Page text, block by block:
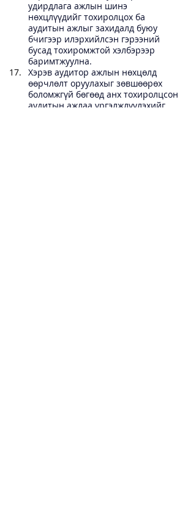
удирдлага ажлын шинэ
нөхцлүүдийг тохиролцох ба
аудитын ажлыг захидалд буюу
бчигээр илэрхийлсэн гэрээний
бусад тохиромжтой хэлбэрээр
баримтжуулна.
Хэрэв аудитор ажлын нөхцөлд
өөрчлөлт оруулахыг зөвшөөрөх
боломжгүй бөгөөд анх тохиролцсон
аудитын ажлаа үргэлжлүүлэхийг